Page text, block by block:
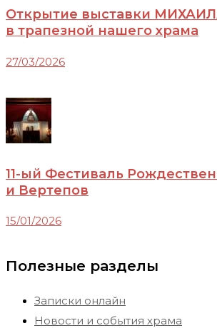
Открытие выставки
в трапезной нашего храма
27/03/2026
11-ый Фестиваль
и Вертепов
15/01/2026
Полезные разделы
Записки онлайн
Новости и события храма